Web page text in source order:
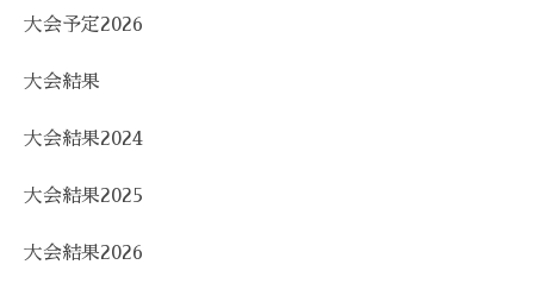
大会予定2026
大会結果
大会結果2024
大会結果2025
大会結果2026